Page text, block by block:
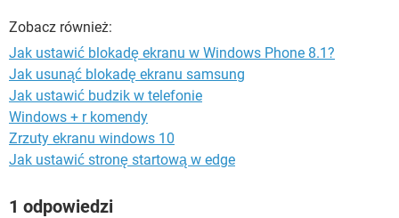
Zobacz również:
Jak ustawić blokadę ekranu w Windows Phone 8.1?
Jak usunąć blokadę ekranu samsung
Jak ustawić budzik w telefonie
Windows + r komendy
Zrzuty ekranu windows 10
Jak ustawić stronę startową w edge
1 odpowiedzi